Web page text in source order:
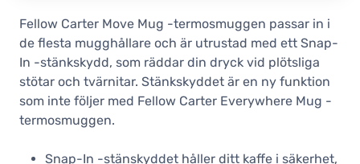
41,90 €
I lager
Fellow Carter Move Mug 355 ml,
Smoke Green
41,90 €
Cargo Green
Fellow Carter Move Mug -termosmuggen passar in i
de flesta mugghållare och är utrustad med ett Snap-
In -stänkskydd, som räddar din dryck vid plötsliga
stötar och tvärnitar. Stänkskyddet är en ny funktion
som inte följer med Fellow Carter Everywhere Mug -
termosmuggen.
Snap-In -stänskyddet håller ditt kaffe i säkerhet,